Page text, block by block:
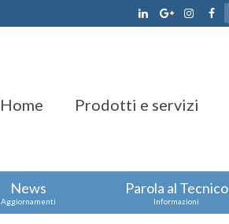
Home Prodotti e servizi
News
Aggiornamenti
Parola al Tecnico
Informazioni